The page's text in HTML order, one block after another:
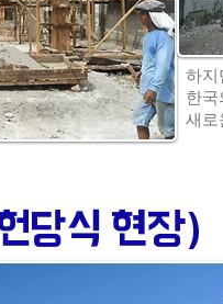
하지
한
새로
당식 현장)